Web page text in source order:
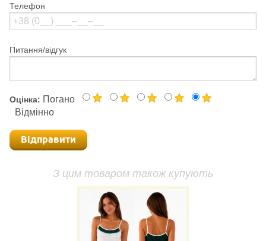
Телефон
Питання/відгук
Оцінка: Погано
Відмінно
Відправити
З цим товаром також купують